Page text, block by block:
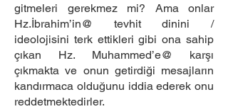
gitmeleri gerekmez mi? Ama onlar
Hz.İbrahim’in@ tevhit dinini /
ideolojisini terk ettikleri gibi ona sahip
çıkan Hz. Muhammed’e@ karşı
çıkmakta ve onun getirdiği mesajların
kandırmaca olduğunu iddia ederek onu
reddetmektedirler.